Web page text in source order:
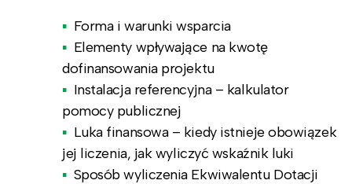
Forma i warunki wsparcia
Elementy wpływające na kwotę
dofinansowania projektu
Instalacja referencyjna – kalkulator
pomocy publicznej
Luka finansowa – kiedy istnieje obowiązek
jej liczenia, jak wyliczyć wskaźnik luki
Sposób wyliczenia Ekwiwalentu Dotacji